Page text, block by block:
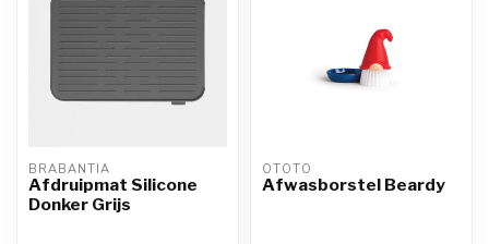
BRABANTIA
Afdruipmat Silicone
Donker Grijs
OTOTO
Afwasborstel Beardy